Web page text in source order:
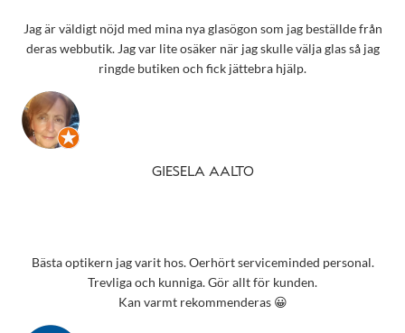
Jag är väldigt nöjd med mina nya glasögon som jag beställde från
deras webbutik. Jag var lite osäker när jag skulle välja glas så jag
ringde butiken och fick jättebra hjälp.
GIESELA AALTO
Bästa optikern jag varit hos. Oerhört serviceminded personal.
Trevliga och kunniga. Gör allt för kunden.
Kan varmt rekommenderas 😀